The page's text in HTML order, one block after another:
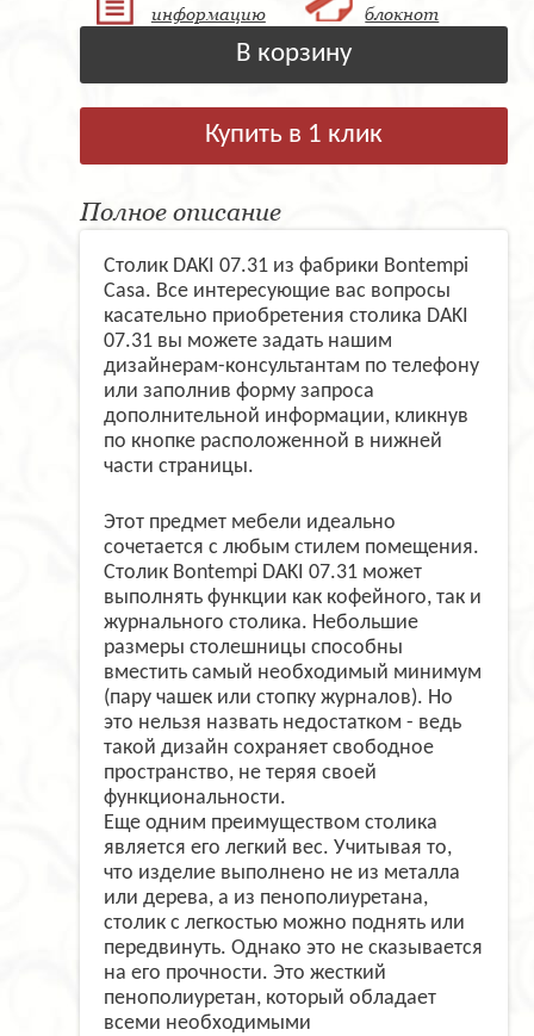
информацию
блокнот
В корзину
Купить в 1 клик
Полное описание
Столик DAKI 07.31 из фабрики Bontempi
Casa. Все интересующие вас вопросы
касательно приобретения столика DAKI
07.31 вы можете задать нашим
дизайнерам-консультантам по телефону
или заполнив форму запроса
дополнительной информации, кликнув
по кнопке расположенной в нижней
части страницы.
Этот предмет мебели идеально
сочетается с любым стилем помещения.
Столик Bontempi DAKI 07.31 может
выполнять функции как кофейного, так и
журнального столика. Небольшие
размеры столешницы способны
вместить самый необходимый минимум
(пару чашек или стопку журналов). Но
это нельзя назвать недостатком - ведь
такой дизайн сохраняет свободное
пространство, не теряя своей
функциональности.
Еще одним преимуществом столика
является его легкий вес. Учитывая то,
что изделие выполнено не из металла
или дерева, а из пенополиуретана,
столик с легкостью можно поднять или
передвинуть. Однако это не сказывается
на его прочности. Это жесткий
пенополиуретан, который обладает
всеми необходимыми